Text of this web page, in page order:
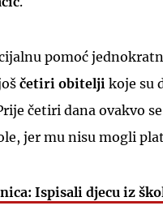
pomoć
četiri obitelji koje su
četiri dana ovakvo
jer mu nisu mogli
Ispisali djecu iz